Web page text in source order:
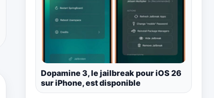
Dopamine 3, le jailbreak pour iOS 26
sur iPhone, est disponible